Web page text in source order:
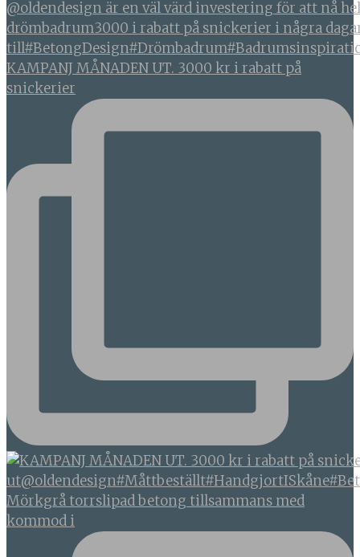
KAMPANJ MÅNADEN UT. 3000 kr i rabatt på
snickerier
Mörkgrå torrslipad betong tillsammans med
kommod i